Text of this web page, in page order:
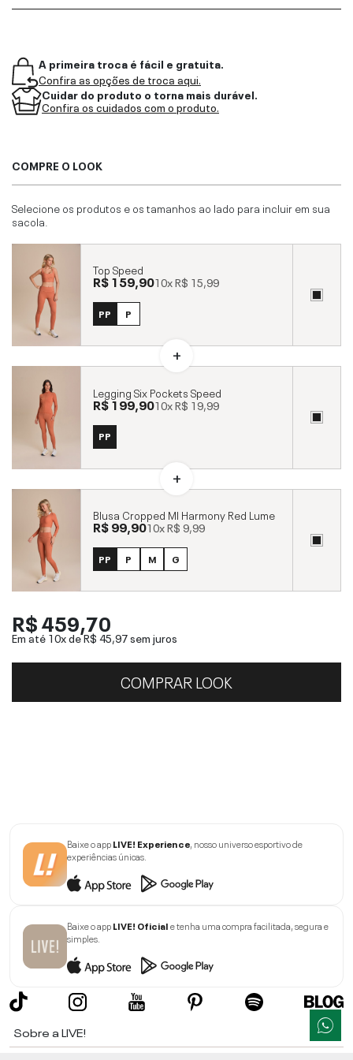
A primeira troca é fácil e gratuita.
Confira as opções de troca aqui.
Cuidar do produto o torna mais durável.
Confira os cuidados com o produto.
COMPRE O LOOK
Selecione os produtos e os tamanhos ao lado para incluir em sua
sacola.
Top Speed
R$ 159,9010xR$ 15,99
PP P
Legging Six Pockets Speed
R$ 199,9010xR$ 19,99
PP
Blusa Cropped Ml Harmony Red Lume
R$ 99,9010xR$ 9,99
PP P M G
R$ 459,70
Em até 10x deR$ 45,97sem juros
COMPRAR LOOK
Baixe o appLIVE! Experience, nosso universo esportivo de
experiências únicas.
Baixe o appLIVE! Oficiale tenha uma compra facilitada, segura e
simples.
Sobre a LIVE!